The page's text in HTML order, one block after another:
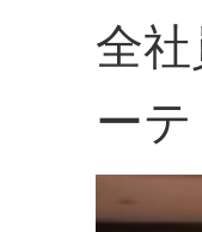
全
ー